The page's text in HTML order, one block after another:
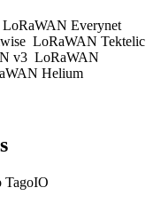
LoRaWAN Everynet
LoRaWAN Tektelic
v3 LoRaWAN
Helium
TagoIO